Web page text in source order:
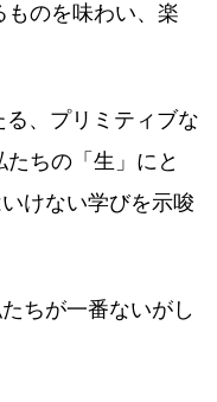
ものを味わい、楽
、プリミティブな
ちの「生」にと
けない学びを示唆
ちが一番ないがし